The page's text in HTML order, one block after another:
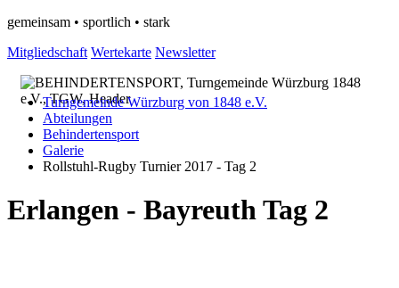
gemeinsam • sportlich • stark
Mitgliedschaft Wertekarte Newsletter
Turngemeinde Würzburg von 1848 e.V.
Abteilungen
Behindertensport
Galerie
Rollstuhl-Rugby Turnier 2017 - Tag 2
Erlangen - Bayreuth Tag 2